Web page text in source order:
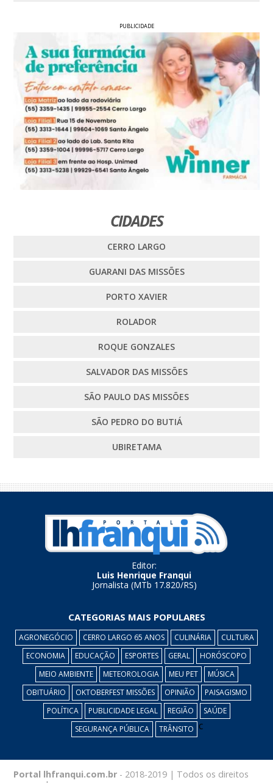
PUBLICIDADE
CIDADES
CERRO LARGO
GUARANI DAS MISSÕES
PORTO XAVIER
ROLADOR
ROQUE GONZALES
SALVADOR DAS MISSÕES
SÃO PAULO DAS MISSÕES
SÃO PEDRO DO BUTIÁ
UBIRETAMA
Editor:
Luis Henrique Franqui
Jornalista (MTb 17.820/RS)
CATEGORIAS MAIS POPULARES
AGRONEGÓCIO CERRO LARGO 65 ANOS CULINÁRIA
CULTURA
ECONOMIA
EDUCAÇÃO ESPORTES GERAL
HORÓSCOPO
MEIO AMBIENTE
METEOROLOGIA MEU PET
MÚSICA
OBITUÁRIO
OKTOBERFEST MISSÕES OPINIÃO
PAISAGISMO
POLÍTICA
PUBLICIDADE LEGAL REGIÃO
SAÚDE
SEGURANÇA PÚBLICA
TRÂNSITO c
Portal lhfranqui.com.br - 2018-2019 | Todos os direitos